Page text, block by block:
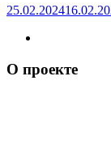
25.02.2024
О проекте